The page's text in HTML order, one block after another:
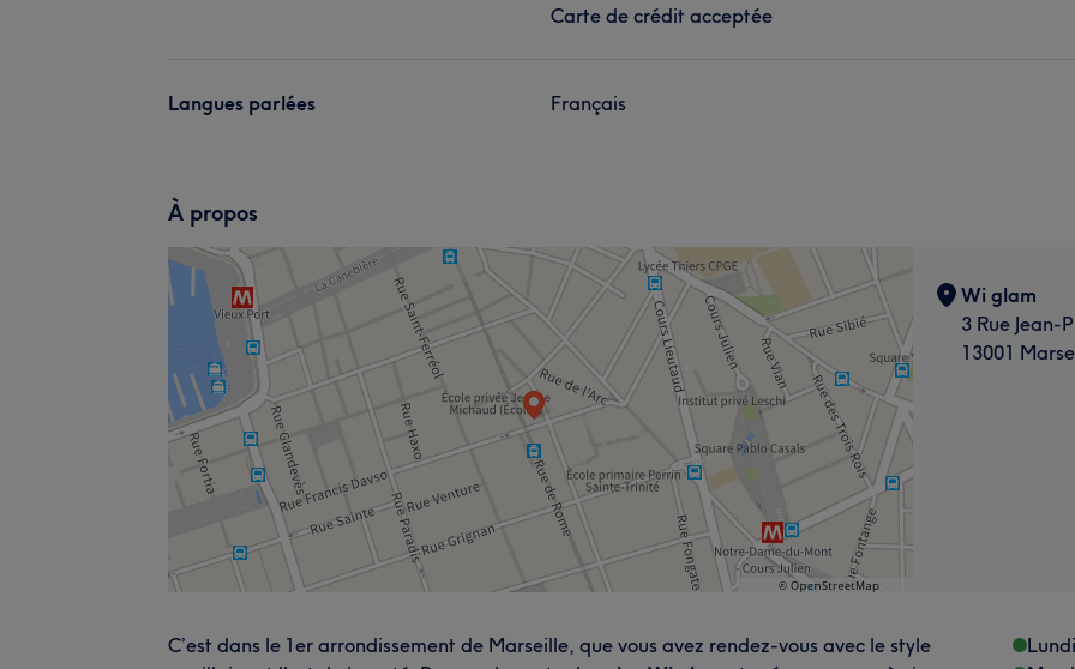
Carte de crédit acceptée
Langues parlées Français
À propos
Wi glam
3 Rue Jean-
13001
C’est dans le 1er arrondissement de Marseille, que vous avez rendez-vous avec le style
Lundi